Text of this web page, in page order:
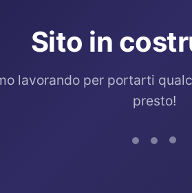
Sito in
lavorando per portarti
presto!